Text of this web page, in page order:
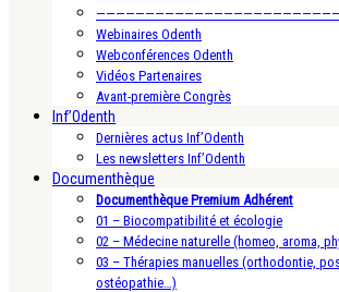
Webinaires Odenth
Webconférences Odenth
Vidéos Partenaires
Avant-première Congrès
Inf’Odenth
Dernières actus Inf’Odenth
Les newsletters Inf’Odenth
Documenthèque
Documenthèque Premium Adhérent
01 – Biocompatibilité et écologie
02 – Médecine naturelle (homeo, aroma,
03 – Thérapies manuelles (orthodontie,
ostéopathie…)